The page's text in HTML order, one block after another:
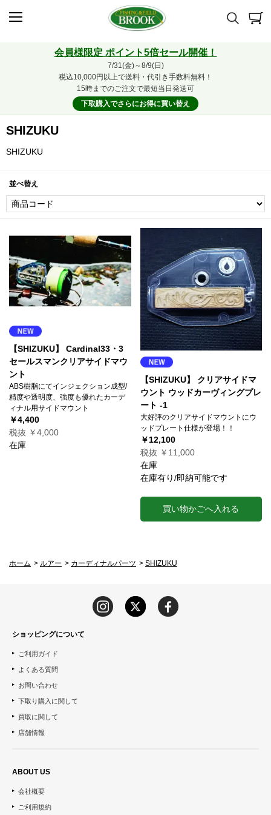
会員様限定 ポイント5倍セール開催！
7/31(金)～8/9(日)
税込10,000円以上で送料・代引き手数料無料！
15時までのご注文で最短当日発送可
下取購入でさらにお得に買い替え
SHIZUKU
SHIZUKU
並べ替え
【SHIZUKU】 Cardinal33・3
セールスマンクリアサイドマウ
ント
ABS樹脂にてインジェクション成型/
精度や透明度、強度も優れたカーデ
ィナル用サイドマウント
￥4,400
税抜 ￥4,000
在庫
【SHIZUKU】 クリアサイドマ
ウント ウッドカーヴィングプレ
ート -1
大好評のクリアサイドマウントにウ
ッドプレート仕様が登場！！
￥12,100
税抜 ￥11,000
在庫
在庫有り/即納可能です
買い物かごへ入れる
ホーム > ルアー > カーディナルパーツ > SHIZUKU
ショッピングについて
ご利用ガイド
よくある質問
お問い合わせ
下取り購入に関して
買取に関して
店舗情報
ABOUT US
会社概要
ご利用規約